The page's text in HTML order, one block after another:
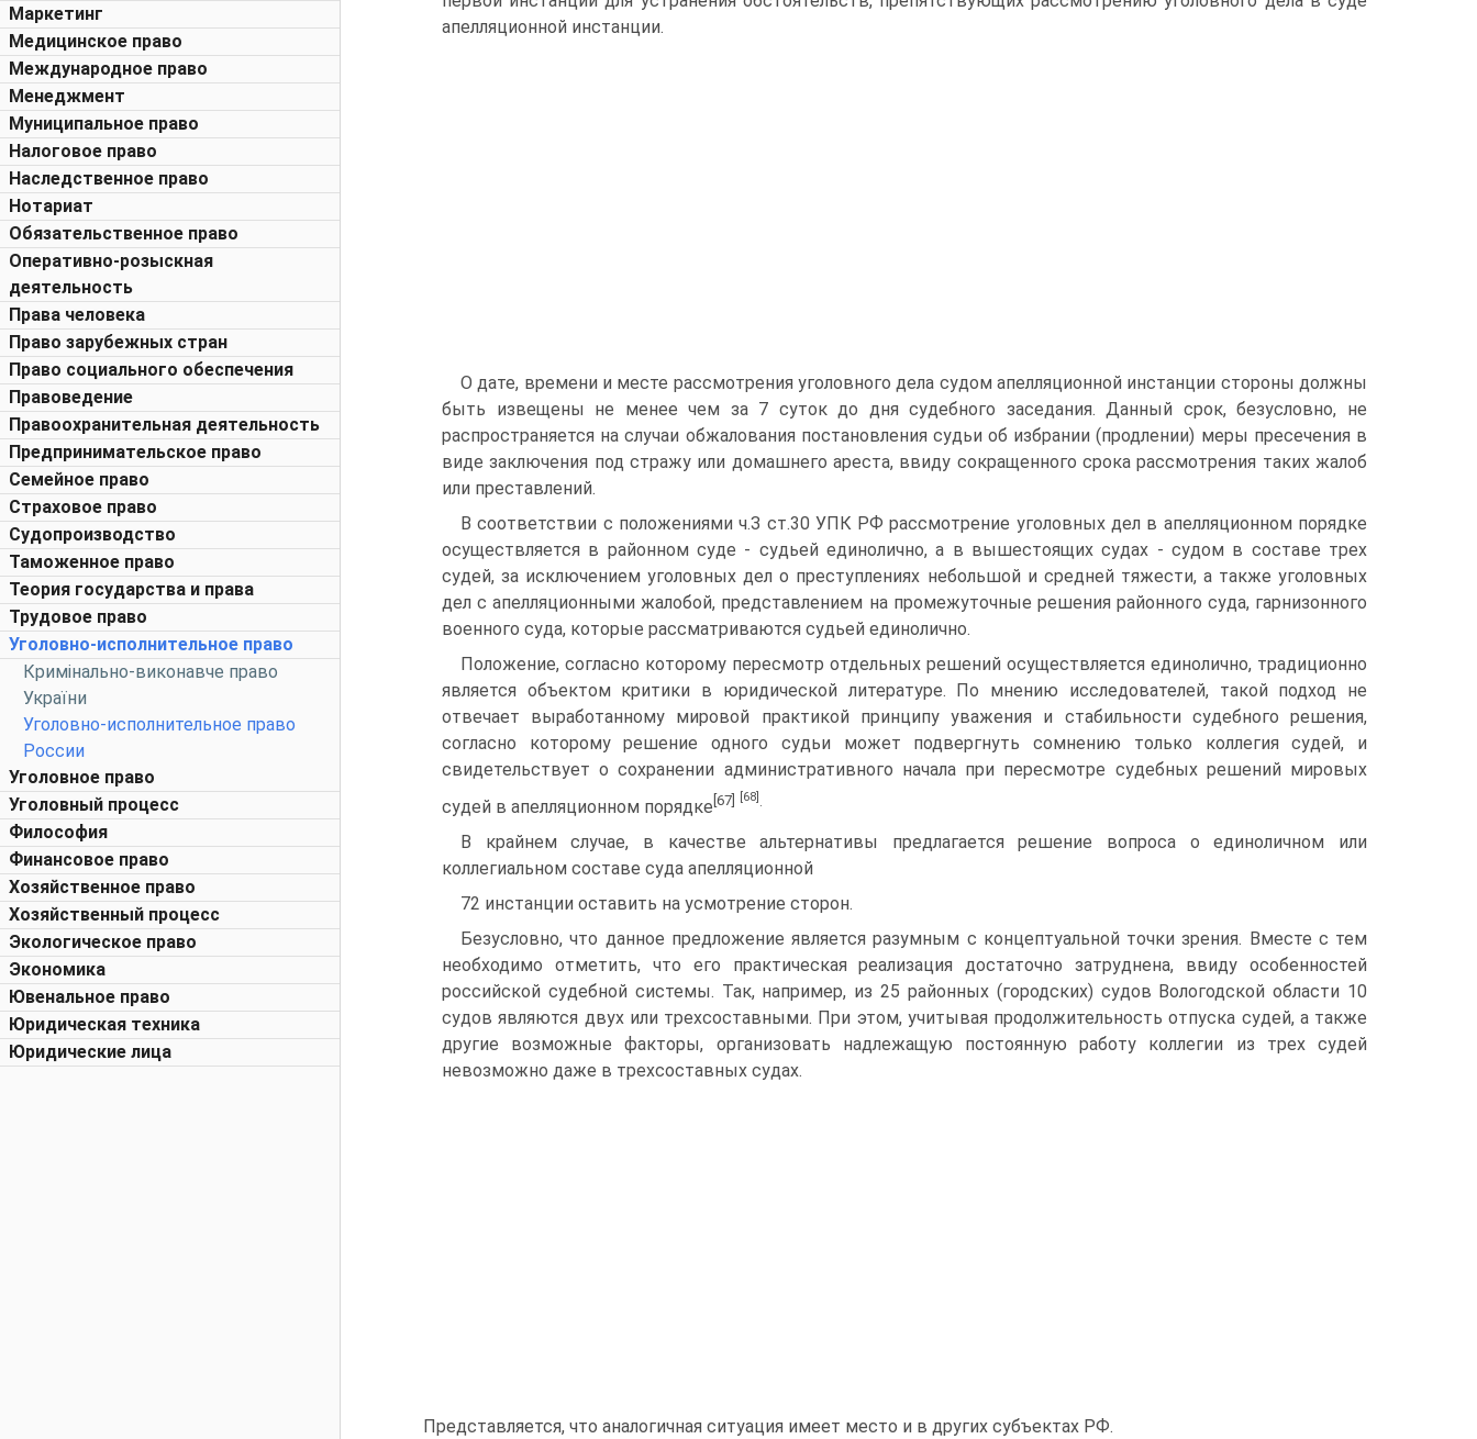
Маркетинг
Медицинское право
Международное право
Менеджмент
Муниципальное право
Налоговое право
Наследственное право
Нотариат
Обязательственное право
Оперативно-розыскная
деятельность
Права человека
Право зарубежных стран
Право социального обеспечения
Правоведение
Правоохранительная деятельность
Предпринимательское право
Семейное право
Страховое право
Судопроизводство
Таможенное право
Теория государства и права
Трудовое право
Уголовно-исполнительное право
Кримінально-виконавче право
України
Уголовно-исполнительное право
России
Уголовное право
Уголовный процесс
Философия
Финансовое право
Хозяйственное право
Хозяйственный процесс
Экологическое право
Экономика
Ювенальное право
Юридическая техника
Юридические лица
апелляционной инстанции.
О дате, времени и месте рассмотрения уголовного дела судом апелляционной инстанции стороны должны
быть извещены не менее чем за 7 суток до дня судебного заседания. Данный срок, безусловно, не
распространяется на случаи обжалования постановления судьи об избрании (продлении) меры пресечения в
виде заключения под стражу или домашнего ареста, ввиду сокращенного срока рассмотрения таких жалоб
или преставлений.
В соответствии с положениями ч.З ст.30 УПК РФ рассмотрение уголовных дел в апелляционном порядке
осуществляется в районном суде - судьей единолично, а в вышестоящих судах - судом в составе трех
судей, за исключением уголовных дел о преступлениях небольшой и средней тяжести, а также уголовных
дел с апелляционными жалобой, представлением на промежуточные решения районного суда, гарнизонного
военного суда, которые рассматриваются судьей единолично.
Положение, согласно которому пересмотр отдельных решений осуществляется единолично, традиционно
является объектом критики в юридической литературе. По мнению исследователей, такой подход не
отвечает выработанному мировой практикой принципу уважения и стабильности судебного решения,
согласно которому решение одного судьи может подвергнуть сомнению только коллегия судей, и
свидетельствует о сохранении административного начала при пересмотре судебных решений мировых
судей в апелляционном порядке [67] [68]
В крайнем случае, в качестве альтернативы предлагается решение вопроса о единоличном или
коллегиальном составе суда апелляционной
72 инстанции оставить на усмотрение сторон.
Безусловно, что данное предложение является разумным с концептуальной точки зрения. Вместе с тем
необходимо отметить, что его практическая реализация достаточно затруднена, ввиду особенностей
российской судебной системы. Так, например, из 25 районных (городских) судов Вологодской области 10
судов являются двух или трехсоставными. При этом, учитывая продолжительность отпуска судей, а также
другие возможные факторы, организовать надлежащую постоянную работу коллегии из трех судей
невозможно даже в трехсоставных судах.
Представляется, что аналогичная ситуация имеет место и в других субъектах РФ.